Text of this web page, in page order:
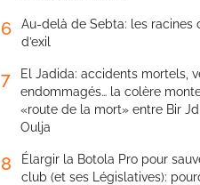
6
Au-delà de Sebta: les racines
d’exil
7
El Jadida: accidents mortels,
endommagés… la colère
«route de la mort» entre Bir
Oulja
8
Élargir la Botola Pro pour
club (et ses Législatives):